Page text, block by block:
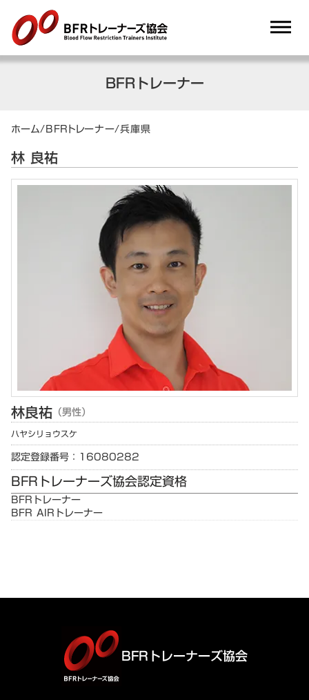
dehaze
BFRトレーナー
ホーム/BFRトレーナー/兵庫県
林 良祐
林良祐 （男性）
ハヤシリョウスケ
認定登録番号：16080282
BFRトレーナーズ協会認定資格
BFRトレーナー
BFR AIRトレーナー
BFRトレーナーズ協会